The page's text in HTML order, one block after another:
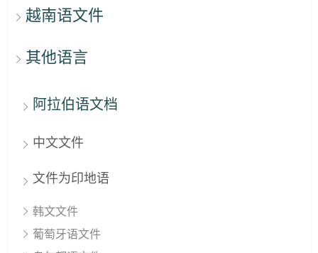
越南语文件
其他语言
阿拉伯语文档
中文文件
文件为印地语
韩文文件
葡萄牙语文件